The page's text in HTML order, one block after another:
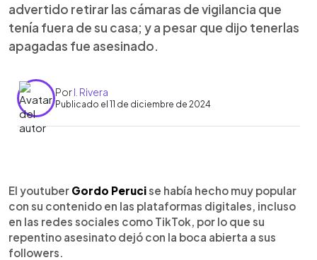
advertido retirar las cámaras de vigilancia que
tenía fuera de su casa; y a pesar que dijo tenerlas
apagadas fue asesinado.
PorI. Rivera
Publicado el 11 de diciembre de 2024
► Escuchar artículo
El youtuber Gordo Perucise había hecho muy popular
con su contenido en las plataformas digitales, incluso
en las redes sociales como TikTok, por lo que su
repentino asesinato dejó con la boca abierta a sus
followers.